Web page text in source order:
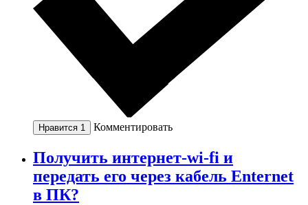
Нравится 1 Комментировать
Получить интернет-wi-fi и
передать его через кабель Enternet
в ПК?